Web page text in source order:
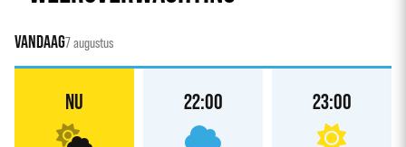
VANDAAG7 augustus
NU 22:00 23:00